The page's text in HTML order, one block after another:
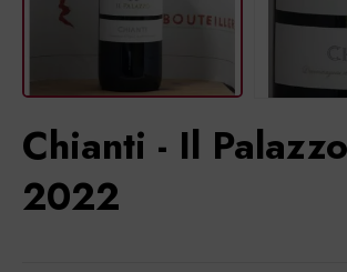
Chianti - Il
2022